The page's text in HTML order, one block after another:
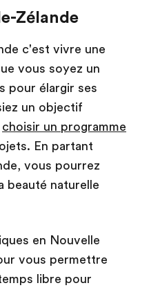
Zélande
c'est vivre une
vous soyez un
pour élargir ses
un objectif
choisir un programme
En partant
vous pourrez
beauté naturelle
en Nouvelle
vous permettre
libre pour